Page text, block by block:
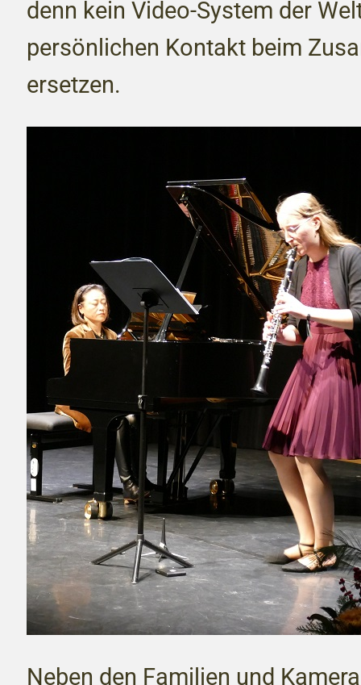
denn kein Video-System der
persönlichen Kontakt beim
ersetzen.
Neben den Familien und